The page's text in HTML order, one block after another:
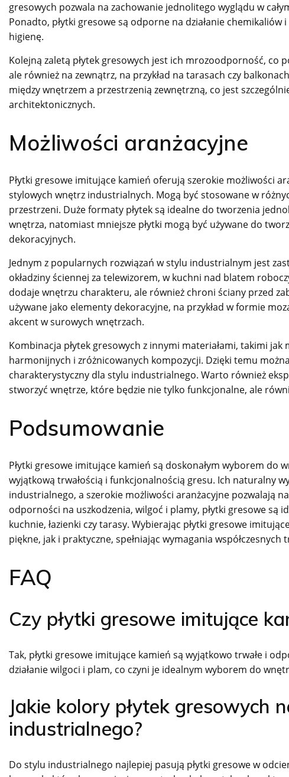
gresowych pozwala na zachowanie jednolitego wyglądu w
Ponadto, płytki gresowe są odporne na działanie chemikaliów
higienę.
Kolejną zaletą płytek gresowych jest ich mrozoodporność, co
ale również na zewnątrz, na przykład na tarasach czy
między wnętrzem a przestrzenią zewnętrzną, co jest
architektonicznych.
Możliwości aranżacyjne
Płytki gresowe imitujące kamień oferują szerokie możliwości
stylowych wnętrz industrialnych. Mogą być stosowane w
przestrzeni. Duże formaty płytek są idealne do tworzenia
wnętrza, natomiast mniejsze płytki mogą być używane do
dekoracyjnych.
Jednym z popularnych rozwiązań w stylu industrialnym jest
okładziny ściennej za telewizorem, w kuchni nad blatem
dodaje wnętrzu charakteru, ale również chroni ściany przed
używane jako elementy dekoracyjne, na przykład w formie
akcent w surowych wnętrzach.
Kombinacja płytek gresowych z innymi materiałami, takimi jak
harmonijnych i zróżnicowanych kompozycji. Dzięki temu
charakterystyczny dla stylu industrialnego. Warto również
stworzyć wnętrze, które będzie nie tylko funkcjonalne, ale
Podsumowanie
Płytki gresowe imitujące kamień są doskonałym wyborem do
wyjątkową trwałością i funkcjonalnością gresu. Ich naturalny
industrialnego, a szerokie możliwości aranżacyjne pozwalają
odporności na uszkodzenia, wilgoć i plamy, płytki gresowe
kuchnie, łazienki czy tarasy. Wybierając płytki gresowe
piękne, jak i praktyczne, spełniając wymagania
FAQ
Czy płytki gresowe imitujące
Tak, płytki gresowe imitujące kamień są wyjątkowo trwałe i
działanie wilgoci i plam, co czyni je idealnym wyborem do
Jakie kolory płytek gresowych
industrialnego?
Do stylu industrialnego najlepiej pasują płytki gresowe w